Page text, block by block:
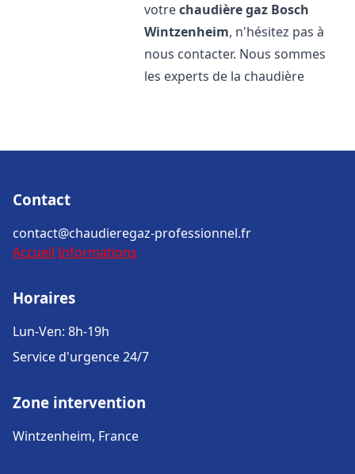
votrechaudière gaz Bosch
Wintzenheim, n'hésitez pas à
nous contacter. Nous sommes
les experts de la chaudière
Contact
contact@chaudieregaz-professionnel.fr
Accueil Informations
Horaires
Lun-Ven: 8h-19h
Service d'urgence 24/7
Zone intervention
Wintzenheim, France